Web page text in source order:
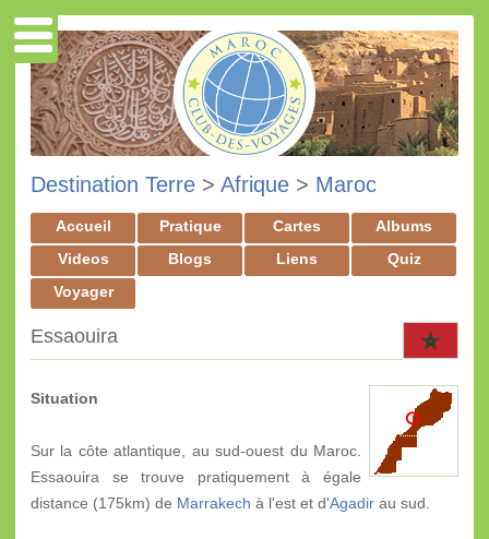
Destination Terre > Afrique > Maroc
Accueil Pratique Cartes
Albums
Videos
Blogs Liens
Quiz
Voyager
Essaouira
Situation
Sur la côte atlantique, au sud-ouest du Maroc.
Essaouira se trouve pratiquement à égale
distance (175km) de Marrakech à l'est et d'Agadir au sud.